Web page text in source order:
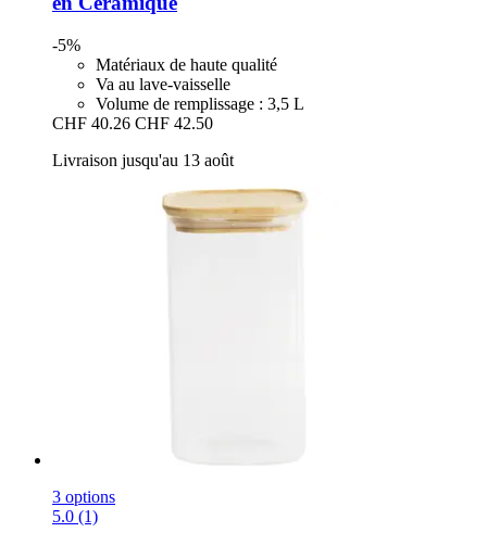
-5%
Matériaux de haute qualité
Va au lave-vaisselle
Volume de remplissage : 3,5 L
CHF 40.26 CHF 42.50
Livraison jusqu'au 13 août
3 options
5.0 (1)